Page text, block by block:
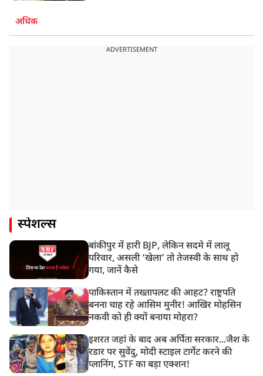
अधिक
ADVERTISEMENT
स्पेशल्स
बांकीपुर में हारी BJP, लेकिन सदमे में लालू
परिवार, असली ‘खेला’ तो तेजस्वी के साथ हो
गया, जानें कैसे
पाकिस्तान में तख्तापलट की आहट? राष्ट्रपति
बनना चाह रहे आसिम मुनीर! आखिर मोहसिन
नकवी को ही क्यों बनाया मोहरा?
इशरत जहां के बाद अब अर्पिता सरकार...जैश के
रडार पर सुवेंदु, मोदी स्टाइल टार्गेट करने की
प्लानिंग, STF का बड़ा एक्शन!